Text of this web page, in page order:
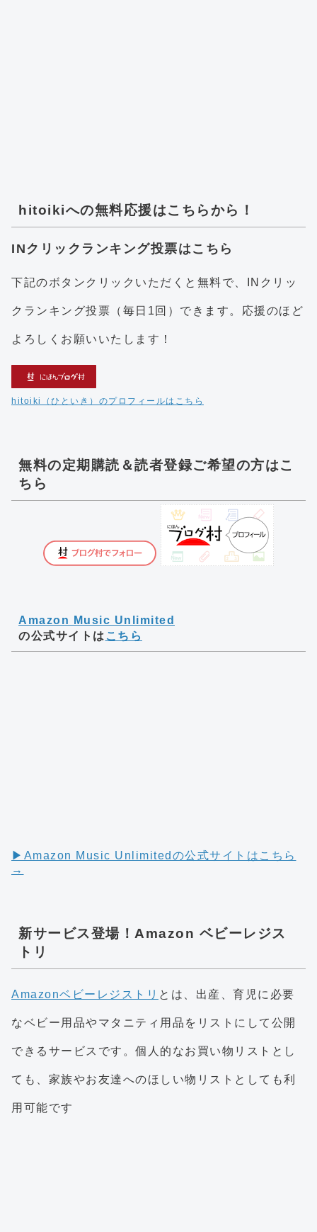
hitoikiへの無料応援はこちらから！
INクリックランキング投票はこちら
下記のボタンクリックいただくと無料で、INクリッ
クランキング投票（毎日1回）できます。応援のほど
よろしくお願いいたします！
hitoiki（ひといき）のプロフィールはこちら
無料の定期購読＆読者登録ご希望の方はこ
ちら
Amazon Music Unlimited
の公式サイトは こちら
▶︎Amazon Music Unlimitedの公式サイトはこちら
→
新サービス登場！Amazon ベビーレジス
トリ
Amazonベビーレジストリ とは、出産、育児に必要
なベビー用品やマタニティ用品をリストにして公開
できるサービスです。個人的なお買い物リストとし
ても、家族やお友達へのほしい物リストとしても利
用可能です